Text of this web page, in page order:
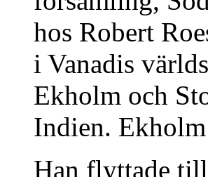
hos Robert
i Vanadis
Ekholm och
Indien.
Han flyttade